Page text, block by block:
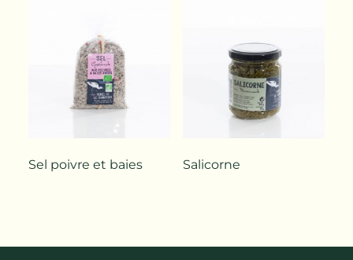
Sel poivre et baies Salicorne